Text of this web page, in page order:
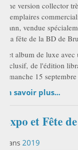
Une version collector
exemplaires
Yann, vendue
à la fête de la BD de
Cet album de luxe
exclusif, de l'édition
dimanche 15
En savoir plus...
Expo et Fête
Dans 2019